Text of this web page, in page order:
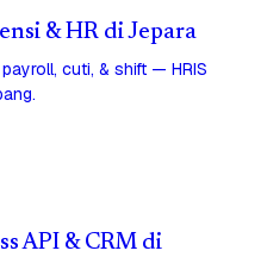
& HR di Jepara
cuti, & shift — HRIS
API & CRM di